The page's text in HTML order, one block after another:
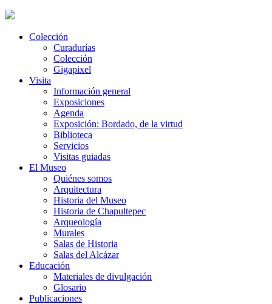
Colección
Curadurías
Colección
Gigapixel
Visita
Información general
Exposiciones
Agenda
Exposición: Bordado, de la virtud
Biblioteca
Servicios
Visitas guiadas
El Museo
Quiénes somos
Arquitectura
Historia del Museo
Historia de Chapultepec
Arqueología
Murales
Salas de Historia
Salas del Alcázar
Educación
Materiales de divulgación
Glosario
Publicaciones